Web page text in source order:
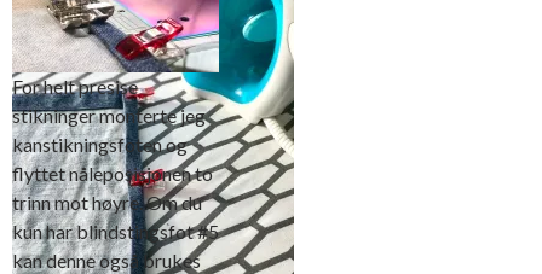
kanten du syr
For helt presise
stikninger monterte jeg
kanstikningsfoten og
flyttet nåleposisjonen to
trinn mot høyre. Om du
kun har blindstingsfot #5
kan denne også brukes